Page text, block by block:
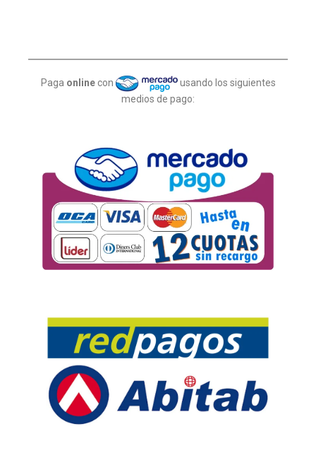
Paga online con
usando los siguientes
medios de pago: